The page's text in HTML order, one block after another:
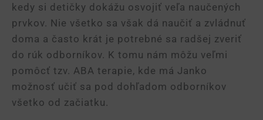
kedy si detičky dokážu osvojiť veľa naučených
prvkov. Nie všetko sa však dá naučiť a zvládnuť
doma a často krát je potrebné sa radšej zveriť
do rúk odborníkov. K tomu nám môžu veľmi
pomôcť tzv. ABA terapie, kde má Janko
možnosť učiť sa pod dohľadom odborníkov
všetko od začiatku.